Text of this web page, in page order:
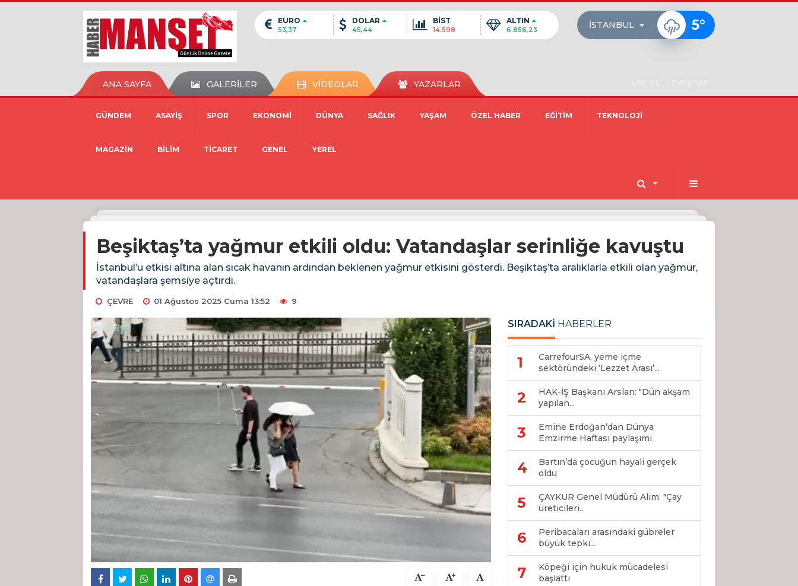
EURO
53,37
DOLAR
45,44
BİST
14.598
ALTIN
6.856,23 İSTANBUL 5°
ANA SAYFA GALERİLER VİDEOLAR YAZARLAR
GÜNDEM ASAYİŞ SPOR EKONOMİ DÜNYA SAĞLIK YAŞAM ÖZEL HABER EĞİTİM TEKNOLOJİ
MAGAZİN BİLİM TİCARET GENEL YEREL
Beşiktaş’ta yağmur etkili oldu: Vatandaşlar serinliğe kavuştu
İstanbul’u etkisi altına alan sıcak havanın ardından beklenen yağmur etkisini gösterdi. Beşiktaş’ta aralıklarla etkili olan yağmur,
vatandaşlara şemsiye açtırdı.
ÇEVRE 01 Ağustos 2025 Cuma 13:52 9
SIRADAKİ HABERLER
1
CarrefourSA, yeme içme
sektöründeki ‘Lezzet Arası’...
2
HAK-İŞ Başkanı Arslan: "Dün akşam
yapılan...
3
Emine Erdoğan’dan Dünya
Emzirme Haftası paylaşımı
4
Bartın’da çocuğun hayali gerçek
oldu
5
ÇAYKUR Genel Müdürü Alim: "Çay
üreticileri...
6
Peribacaları arasındaki gübreler
büyük tepki...
7
Köpeği için hukuk mücadelesi
başlattı